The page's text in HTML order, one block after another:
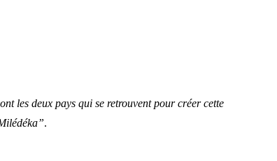
les deux pays qui se retrouvent pour créer cette
.